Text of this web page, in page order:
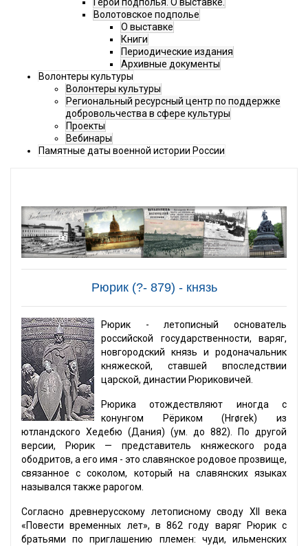
Герои подполья. О выставке.
Волотовское подполье
О выставке
Книги
Периодические издания
Архивные документы
Волонтеры культуры
Волонтеры культуры
Региональный ресурсный центр по поддержке
добровольчества в сфере культуры
Проекты
Вебинары
Памятные даты военной истории России
Рюрик (?- 879) - князь
Рюрик - летописный основатель
российской государственности, варяг,
новгородский князь и родоначальник
княжеской, ставшей впоследствии
царской, династии Рюриковичей.
Рюрика отождествляют иногда с
конунгом Рёриком (Hrørek) из
ютландского Хедебю (Дания) (ум. до 882). По другой
версии, Рюрик — представитель княжеского рода
ободритов, а его имя - это славянское родовое прозвище,
связанное с соколом, который на славянских языках
назывался также рарогом.
Согласно древнерусскому летописному своду XII века
«Повести временных лет», в 862 году варяг Рюрик с
братьями по приглашению племен: чуди, ильменских